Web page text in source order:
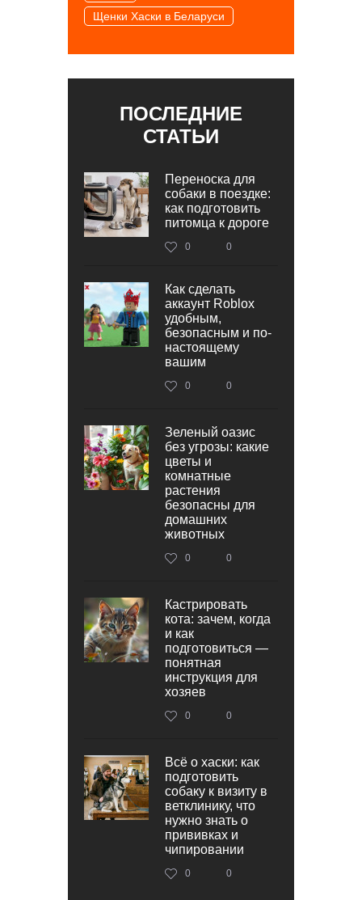
Щенки Хаски в Беларуси
ПОСЛЕДНИЕ
СТАТЬИ
Переноска для
собаки в поездке:
как подготовить
питомца к дороге
0 0
Как сделать
аккаунт Roblox
удобным,
безопасным и по-
настоящему
вашим
0 0
Зеленый оазис
без угрозы: какие
цветы и
комнатные
растения
безопасны для
домашних
животных
0 0
Кастрировать
кота: зачем, когда
и как
подготовиться —
понятная
инструкция для
хозяев
0 0
Всё о хаски: как
подготовить
собаку к визиту в
ветклинику, что
нужно знать о
прививках и
чипировании
0 0